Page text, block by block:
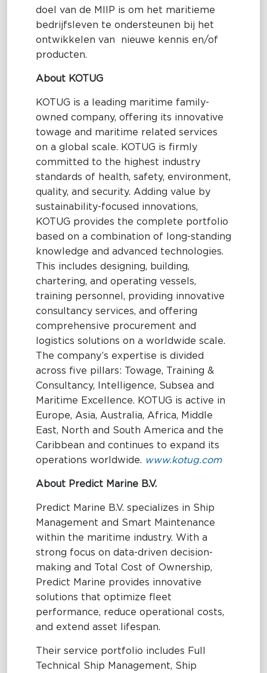
doel van de MIIP is om het maritieme
bedrijfsleven te ondersteunen bij het
ontwikkelen van nieuwe kennis en/of
producten.
About KOTUG
KOTUG is a leading maritime family-
owned company, offering its innovative
towage and maritime related services
on a global scale. KOTUG is firmly
committed to the highest industry
standards of health, safety, environment,
quality, and security. Adding value by
sustainability-focused innovations,
KOTUG provides the complete portfolio
based on a combination of long-standing
knowledge and advanced technologies.
This includes designing, building,
chartering, and operating vessels,
training personnel, providing innovative
consultancy services, and offering
comprehensive procurement and
logistics solutions on a worldwide scale.
The company’s expertise is divided
across five pillars: Towage, Training &
Consultancy, Intelligence, Subsea and
Maritime Excellence. KOTUG is active in
Europe, Asia, Australia, Africa, Middle
East, North and South America and the
Caribbean and continues to expand its
operations worldwide. www.kotug.com
About Predict Marine B.V.
Predict Marine B.V. specializes in Ship
Management and Smart Maintenance
within the maritime industry. With a
strong focus on data-driven decision-
making and Total Cost of Ownership,
Predict Marine provides innovative
solutions that optimize fleet
performance, reduce operational costs,
and extend asset lifespan.
Their service portfolio includes Full
Technical Ship Management, Ship